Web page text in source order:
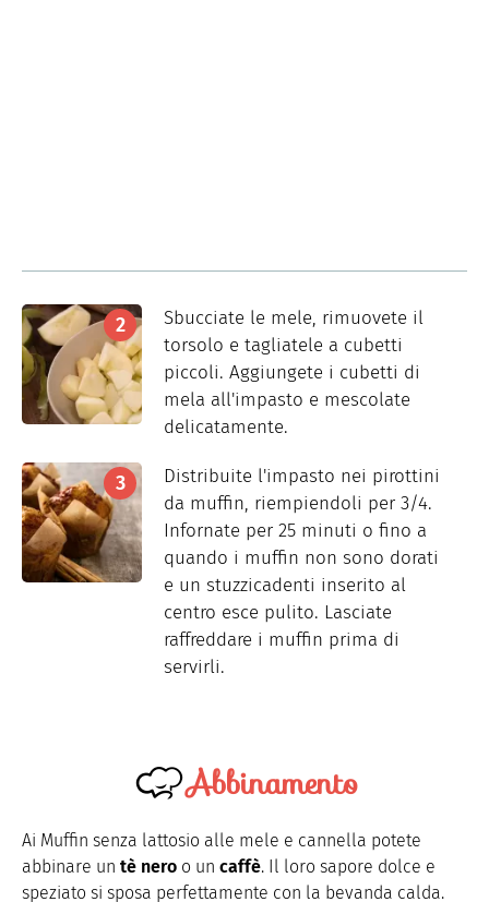
Sbucciate le mele, rimuovete il
torsolo e tagliatele a cubetti
piccoli. Aggiungete i cubetti di
mela all'impasto e mescolate
delicatamente.
Distribuite l'impasto nei pirottini
da muffin, riempiendoli per 3/4.
Infornate per 25 minuti o fino a
quando i muffin non sono dorati
e un stuzzicadenti inserito al
centro esce pulito. Lasciate
raffreddare i muffin prima di
servirli.
Abbinamento
Ai Muffin senza lattosio alle mele e cannella potete
abbinare un tè nero o un caffè. Il loro sapore dolce e
speziato si sposa perfettamente con la bevanda calda.